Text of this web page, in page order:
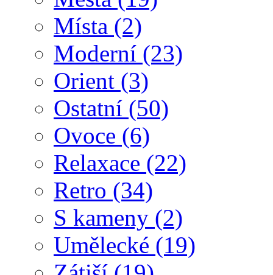
Místa (2)
Moderní (23)
Orient (3)
Ostatní (50)
Ovoce (6)
Relaxace (22)
Retro (34)
S kameny (2)
Umělecké (19)